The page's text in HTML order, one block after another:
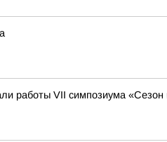
работы VII симпозиума «Сезон